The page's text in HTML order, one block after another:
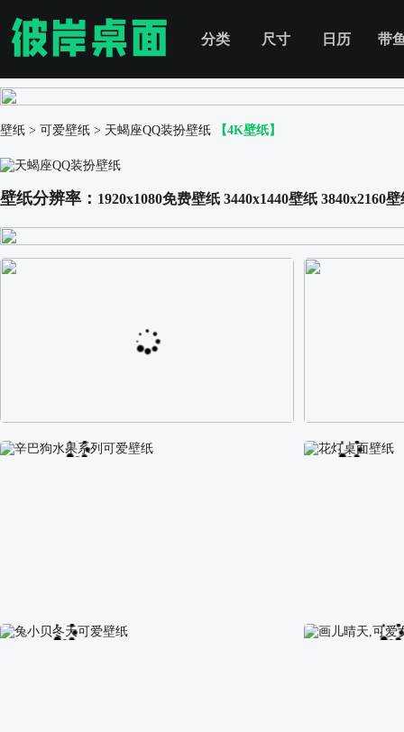
分类 尺寸 日历 带
壁纸 > 可爱壁纸 > 天蝎座QQ装扮壁纸 【4K壁纸】
壁纸分辨率： 1920x1080免费壁纸 3440x1440壁纸 3840x2160壁
阿尔卑斯山区自然风景壁纸 校园长发可爱
辛巴狗水果系列可爱壁纸 花灯桌面壁纸